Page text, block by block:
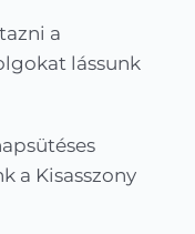
a
lássunk
a Kisasszony